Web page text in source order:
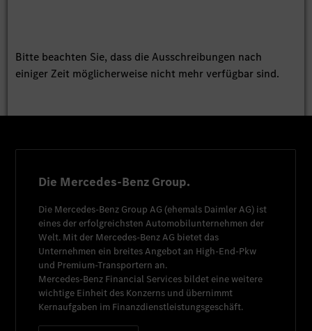
Bitte beachten Sie, dass die Ausschreibungen nach
einiger Zeit möglicherweise nicht mehr verfügbar sind.
Die Mercedes-Benz Group.
Die Mercedes-Benz Group AG (ehemals Daimler AG) ist
eines der erfolgreichsten Automobilunternehmen der
Welt. Mit der Mercedes-Benz AG bietet das
Unternehmen ein breites Angebot an High-End-Pkw
und Premium-Transportern an.
Mercedes-Benz Financial Services bildet eine weitere
wichtige Einheit des Konzerns und übernimmt
Kernaufgaben im Finanzdienstleistungsgeschäft.